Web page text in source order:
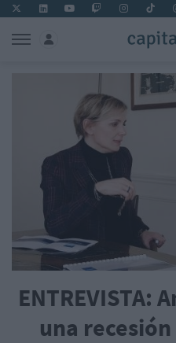
ENTREVISTA:
una